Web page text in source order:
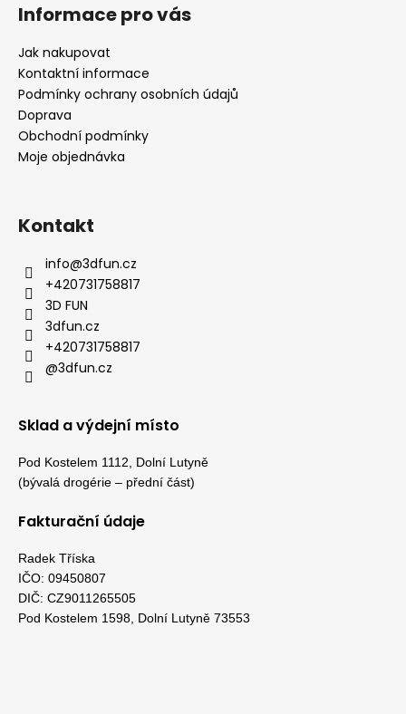
Informace pro vás
Jak nakupovat
Kontaktní informace
Podmínky ochrany osobních údajů
Doprava
Obchodní podmínky
Moje objednávka
Kontakt
info@3dfun.cz
+420731758817
3D FUN
3dfun.cz
+420731758817
@3dfun.cz
Sklad a výdejní místo
Pod Kostelem 1112, Dolní Lutyně
(bývalá drogérie – přední část)
Fakturační údaje
Radek Tříska
IČO: 09450807
DIČ: CZ9011265505
Pod Kostelem 1598, Dolní Lutyně 73553